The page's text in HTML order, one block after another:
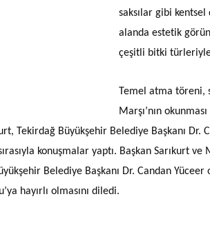
saksılar gibi kentsel
alanda estetik
çeşitli bitki türleriyle
Temel atma töreni,
Marşı’nın
Tekirdağ Büyükşehir Belediye Başkanı
konuşmalar yaptı. Başkan Sarıkurt
Belediye Başkanı Dr. Candan
hayırlı olmasını diledi.